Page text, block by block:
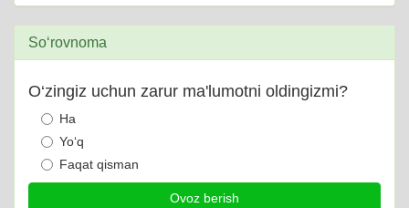
So‘rovnoma
O‘zingiz uchun zarur ma'lumotni oldingizmi?
Ha
Yo‘q
Faqat qisman